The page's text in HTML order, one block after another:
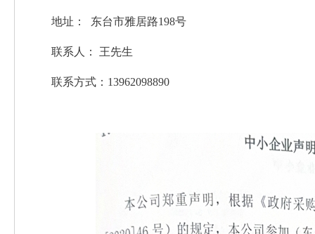
地址： 东台市雅居路198号
联系人： 王先生
联系方式：13962098890